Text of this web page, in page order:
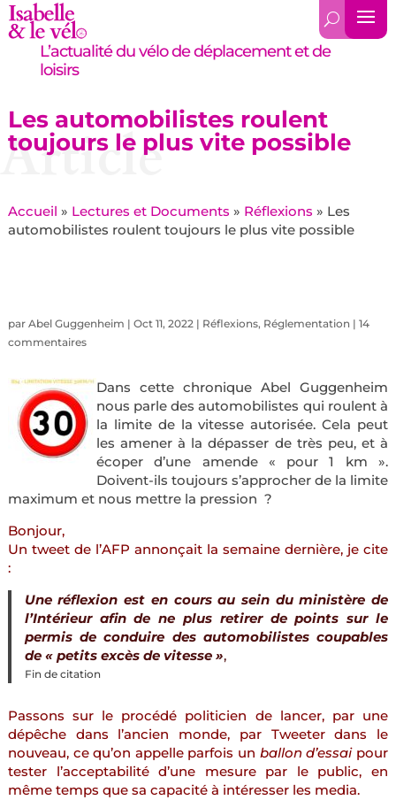
L’actualité du vélo de déplacement et de
loisirs
Les automobilistes roulent
toujours le plus vite possible
Article
Accueil » Lectures et Documents » Réflexions » Les
automobilistes roulent toujours le plus vite possible
par Abel Guggenheim | Oct 11, 2022| Réflexions, Réglementation | 14
commentaires
Dans cette chronique Abel Guggenheim
nous parle des automobilistes qui roulent à
la limite de la vitesse autorisée. Cela peut
les amener à la dépasser de très peu, et à
écoper d’une amende « pour 1 km ».
Doivent-ils toujours s’approcher de la limite
maximum et nous mettre la pression ?
Bonjour,
Un tweet de l’AFP annonçait la semaine dernière, je cite
:
Une réflexion est en cours au sein du ministère de
l’Intérieur afin de ne plus retirer de points sur le
permis de conduire des automobilistes coupables
de « petits excès de vitesse »,
Fin de citation
Passons sur le procédé politicien de lancer, par une
dépêche dans l’ancien monde, par Tweeter dans le
nouveau, ce qu’on appelle parfois un ballon d’essaipour
tester l’acceptabilité d’une mesure par le public, en
même temps que sa capacité à intéresser les media.